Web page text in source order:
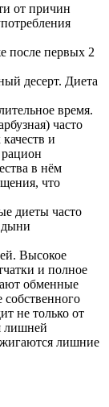
от причин
после первых 2
десерт. Диета
время.
часто
и
в нём
что
диеты часто
дыни
Высокое
и полное
обменные
собственного
не только от
лишней
лишние